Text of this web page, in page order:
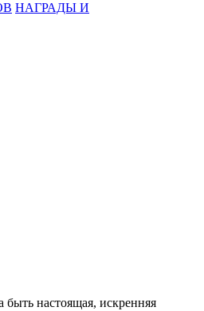
НАГРАДЫ И
настоящая, искренняя